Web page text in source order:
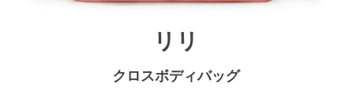
リリ
クロスボディバッグ